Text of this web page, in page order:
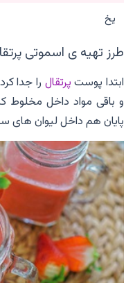
یخ
طرز تهیه ی اسموتی
ابتدا پوستپرتقال را جدا
و باقی مواد داخل مخلوط
پایان هم داخل لیوان های